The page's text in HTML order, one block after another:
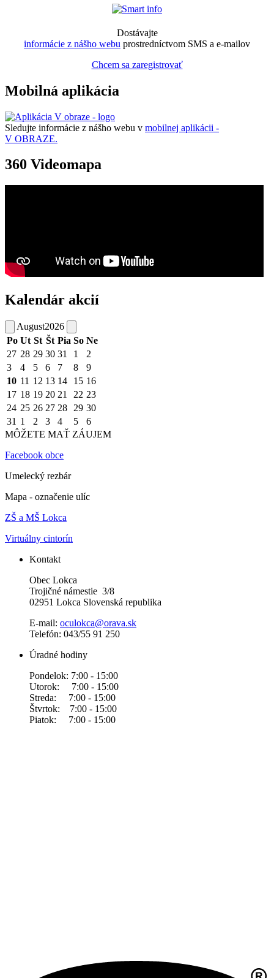
Dostávajte
informácie z nášho webu prostredníctvom SMS a e-mailov
Chcem sa zaregistrovať
Mobilná aplikácia
Sledujte informácie z nášho webu v mobilnej aplikácii -
V OBRAZE.
360 Videomapa
Kalendár akcií
August2026
Po Ut St Št Pia So Ne
27 28 29 30 31 1
2
3
4 5 6 7 8
9
10 11 12 13 14 15 16
17 18 19 20 21 22 23
24 25 26 27 28 29 30
31 1 2 3 4 5
6
MÔŽETE MAŤ ZÁUJEM
Facebook obce
Umelecký rezbár
Mapa - označenie ulíc
ZŠ a MŠ Lokca
Virtuálny cintorín
Kontakt
Obec Lokca
Trojičné námestie 3/8
02951 Lokca Slovenská republika
E-mail: oculokca@orava.sk
Telefón: 043/55 91 250
Úradné hodiny
Pondelok: 7:00 - 15:00
Utorok: 7:00 - 15:00
Streda: 7:00 - 15:00
Štvrtok: 7:00 - 15:00
Piatok: 7:00 - 15:00